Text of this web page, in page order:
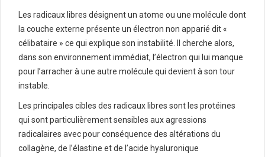
Les radicaux libres désignent un atome ou une molécule dont
la couche externe présente un électron non apparié dit «
célibataire » ce qui explique son instabilité. Il cherche alors,
dans son environnement immédiat, l’électron qui lui manque
pour l’arracher à une autre molécule qui devient à son tour
instable.
Les principales cibles des radicaux libres sont les protéines
qui sont particulièrement sensibles aux agressions
radicalaires avec pour conséquence des altérations du
collagène, de l’élastine et de l’acide hyaluronique